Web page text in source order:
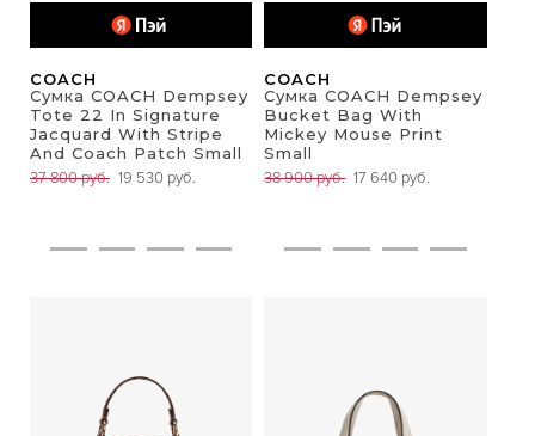
COACH
Сумка COACH Dempsey
Tote 22 In Signature
Jacquard With Stripe
And Coach Patch Small
37 800 руб. 19 530 руб.
COACH
Сумка COACH Dempsey
Bucket Bag With
Mickey Mouse Print
Small
38 900 руб. 17 640 руб.